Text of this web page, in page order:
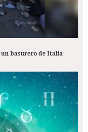
basurero de Italia